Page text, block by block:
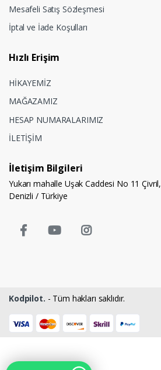
Mesafeli Satış Sözleşmesi
İptal ve İade Koşulları
Hızlı Erişim
HİKAYEMİZ
MAĞAZAMIZ
HESAP NUMARALARIMIZ
İLETİŞİM
İletişim Bilgileri
Yukarı mahalle Uşak Caddesi No 11 Çivril,
Denizli / Türkiye
Kodpilot. - Tüm hakları saklıdır.